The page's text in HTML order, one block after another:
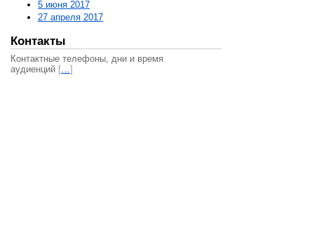
5 июня 2017
27 апреля 2017
Контакты
Контактные телефоны, дни и время
аудиенций […]